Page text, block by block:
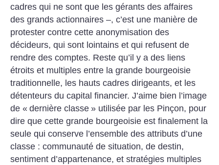
cadres qui ne sont que les gérants des affaires
des grands actionnaires –, c’est une manière de
protester contre cette anonymisation des
décideurs, qui sont lointains et qui refusent de
rendre des comptes. Reste qu’il y a des liens
étroits et multiples entre la grande bourgeoisie
traditionnelle, les hauts cadres dirigeants, et les
détenteurs du capital financier. J’aime bien l’image
de « dernière classe » utilisée par les Pinçon, pour
dire que cette grande bourgeoisie est finalement la
seule qui conserve l’ensemble des attributs d’une
classe : communauté de situation, de destin,
sentiment d’appartenance, et stratégies multiples